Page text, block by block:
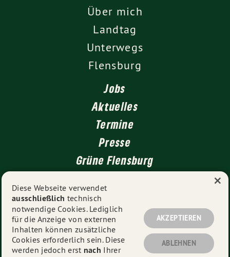
Über mich
Landtag
Unterwegs
Flensburg
Jobs
Aktuelles
Termine
Presse
Grüne Flensburg
Impressum
Datenschutz
Diese Webseite verwendet
ausschließlich technisch
notwendige Cookies. Lediglich
für die Anzeige von externen
Inhalten können zusätzliche
Cookies erforderlich sein. Diese
werden jedoch erst nach Ihrer
AKZEPTIEREN
ABLEHNEN
×